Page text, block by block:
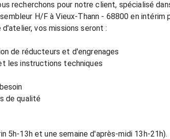
recherchons pour notre client, spécialisé
H/F à Vieux-Thann - 68800 en intérim
vos missions seront :
de réducteurs et d'engrenages
les instructions techniques
de qualité
5h-13h et une semaine d'après-midi 13h-21h).